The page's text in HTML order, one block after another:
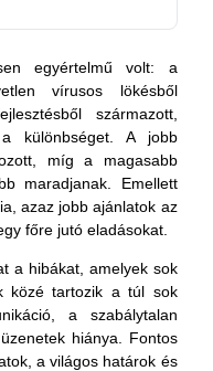
egyértelmű volt: a
vírusos lökésből
származott,
különbséget. A jobb
míg a magasabb
maradjanak. Emellett
azaz jobb ajánlatok az
főre jutó eladásokat.
a hibákat, amelyek sok
közé tartozik a túl sok
a szabálytalan
hiánya. Fontos
a világos határok és